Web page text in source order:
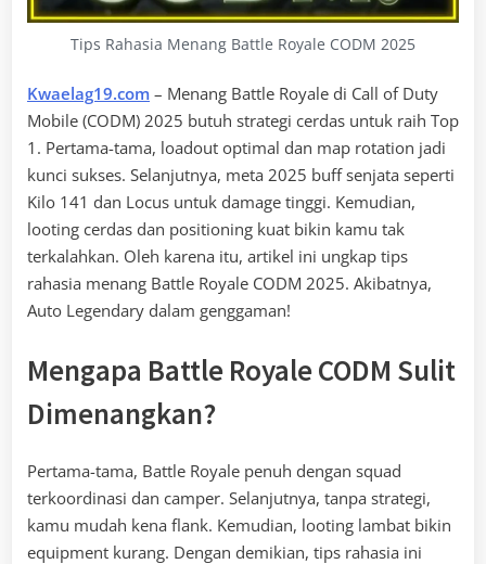
Tips Rahasia Menang Battle Royale CODM 2025
Kwaelag19.com – Menang Battle Royale di Call of Duty
Mobile (CODM) 2025 butuh strategi cerdas untuk raih Top
1. Pertama-tama, loadout optimal dan map rotation jadi
kunci sukses. Selanjutnya, meta 2025 buff senjata seperti
Kilo 141 dan Locus untuk damage tinggi. Kemudian,
looting cerdas dan positioning kuat bikin kamu tak
terkalahkan. Oleh karena itu, artikel ini ungkap tips
rahasia menang Battle Royale CODM 2025. Akibatnya,
Auto Legendary dalam genggaman!
Mengapa Battle Royale CODM Sulit
Dimenangkan?
Pertama-tama, Battle Royale penuh dengan squad
terkoordinasi dan camper. Selanjutnya, tanpa strategi,
kamu mudah kena flank. Kemudian, looting lambat bikin
equipment kurang. Dengan demikian, tips rahasia ini